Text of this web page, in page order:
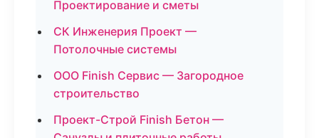
Проектирование и сметы
СК Инженерия Проект —
Потолочные системы
ООО Finish Сервис — Загородное
строительство
Проект-Строй Finish Бетон —